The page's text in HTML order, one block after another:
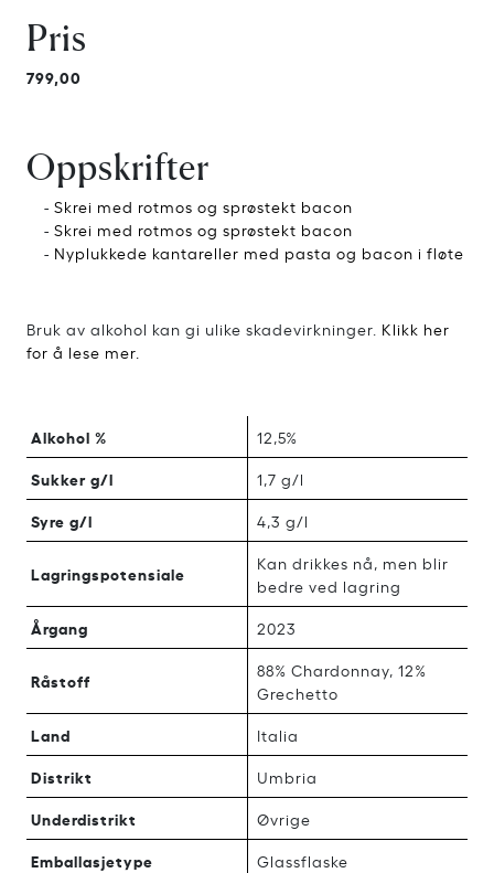
Pris
799,00
Oppskrifter
- Skrei med rotmos og sprøstekt bacon
- Skrei med rotmos og sprøstekt bacon
- Nyplukkede kantareller med pasta og bacon i fløte
Bruk av alkohol kan gi ulike skadevirkninger. Klikk her
for å lese mer.
Alkohol % 12,5%
Sukker g/l 1,7 g/l
Syre g/l 4,3 g/l
Lagringspotensiale
Kan drikkes nå, men blir
bedre ved lagring
Årgang 2023
Råstoff
88% Chardonnay, 12%
Grechetto
Land Italia
Distrikt Umbria
Underdistrikt Øvrige
Emballasjetype Glassflaske